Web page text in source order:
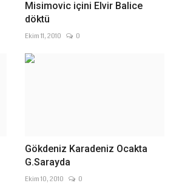
Misimovic içini Elvir Balice
döktü
Ekim 11, 2010 0
Gökdeniz Karadeniz Ocakta
G.Sarayda
Ekim 10, 2010 0